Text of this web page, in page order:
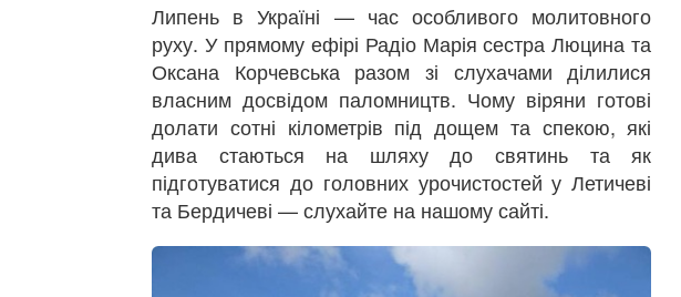
Липень в Україні — час особливого молитовного
руху. У прямому ефірі Радіо Марія сестра Люцина та
Оксана Корчевська разом зі слухачами ділилися
власним досвідом паломництв. Чому віряни готові
долати сотні кілометрів під дощем та спекою, які
дива стаються на шляху до святинь та як
підготуватися до головних урочистостей у Летичеві
та Бердичеві — слухайте на нашому сайті.